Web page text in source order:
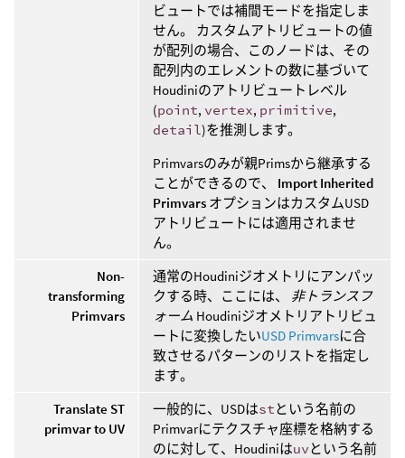
ビュートでは補間モードを指定しま
せん。 カスタムアトリビュートの値
が配列の場合、このノードは、その
配列内のエレメントの数に基づいて
Houdiniのアトリビュートレベル
(point, vertex, primitive,
detail)を推測します。
Primvarsのみが親Primsから継承する
ことができるので、 Import Inherited
Primvars オプションはカスタムUSD
アトリビュートには適用されませ
ん。
Non-
transforming
Primvars
通常のHoudiniジオメトリにアンパッ
クする時、ここには、 非トランスフ
ォーム Houdiniジオメトリアトリビュ
ートに変換したいUSD Primvarsに合
致させるパターンのリストを指定し
ます。
Translate ST
primvar to UV
一般的に、USDはstという名前の
Primvarにテクスチャ座標を格納する
のに対して、Houdiniはuvという名前